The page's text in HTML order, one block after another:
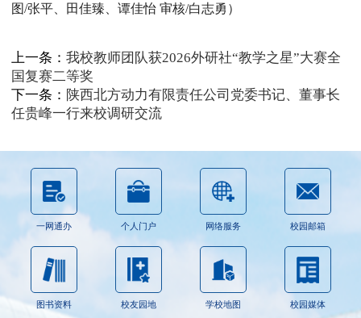
图/张平、田佳臻、谭佳怡 审核/白志勇）
上一条： 我校教师团队获2026外研社“教学之星”大赛全
国复赛二等奖
下一条： 陕西北方动力有限责任公司党委书记、董事长
任贵峰一行来校调研交流
一网通办 个人门户 网络服务 校园邮箱
图书资料 校友园地 学校地图 校园媒体